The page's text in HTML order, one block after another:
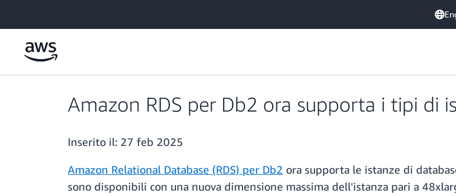
Amazon RDS per Db2 ora supporta i tipi di
Inserito il: 27 feb 2025
Amazon Relational Database (RDS) per Db2 ora supporta le istanze di
sono disponibili con una nuova dimensione massima dell'istanza pari a